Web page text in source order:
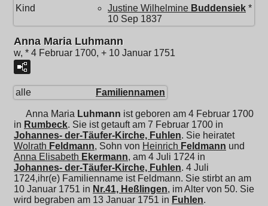
Kind Justine Wilhelmine Buddensiek *
10 Sep 1837
Anna Maria Luhmann
w, * 4 Februar 1700, + 10 Januar 1751
alle Familiennamen
Anna Maria Luhmann ist geboren am 4 Februar 1700
in Rumbeck. Sie ist getauft am 7 Februar 1700 in
Johannes- der-Täufer-Kirche, Fuhlen. Sie heiratet
Wolrath Feldmann, Sohn von Heinrich Feldmann und
Anna Elisabeth Ekermann, am 4 Juli 1724 in
Johannes- der-Täufer-Kirche, Fuhlen. 4 Juli
1724,ihr(e) Familienname ist Feldmann. Sie stirbt an am
10 Januar 1751 in Nr.41, Heßlingen, im Alter von 50. Sie
wird begraben am 13 Januar 1751 in Fuhlen.